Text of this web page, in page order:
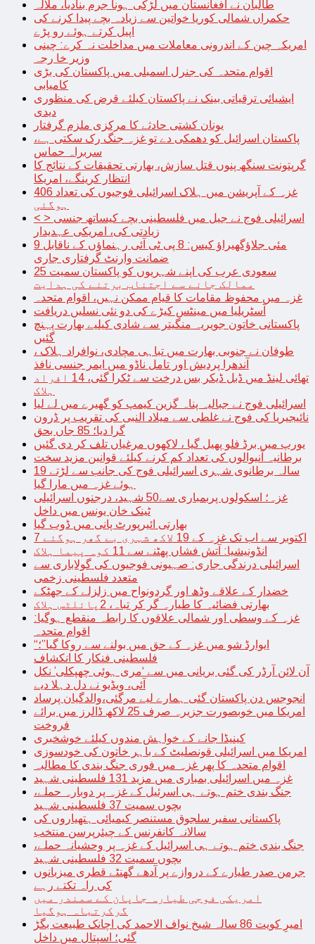
طالبان نے افغانستان میں لڑکی ہونا جرم بنادیا، ملالہ
حکمراں شمالی کوریا خواتین سے زیادہ بچے پیدا کرنے کی
اپیل کرتے ہوئے رو پڑے
امریکہ چین کے اندرونی معاملات میں مداخلت نہ کرے: چینی
وزیر خا رجہ
اقوام متحدہ کی جنرل اسمبلی میں پاکستان کی بڑی
کامیابی
ایشیائی ترقیاتی بینک نے پاکستان کیلئے قرض کی منظوری
دیدی
یونان کشتی حادثے کا مرکزی ملزم گرفتار
پاکستان اسرائیل کو دھمکی دے تو غزہ جنگ رک سکتی ہے،
سربراہ حماس
گرپتونت سنگھ پنوں قتل سازش، بھارتی تحقیقات کے نتائج کا
انتظار کرینگے، امریکا
غزہ کے آپریشن میں ہلاک اسرائیلی فوجیوں کی تعداد 406
ہوگئی
< > اسرائیلی فوج نے جیل میں فلسطینی بچے کیساتھ جنسی
زیادتی کی، امریکی عہدیدار
9 مئی جلاؤگھیراؤ کیس: 8 پی ٹی آئی رہنماؤں کے ناقابل
ضمانت وارنٹ گرفتاری جاری
سعودی عرب کی اپنے شہریوں کو پاکستان سمیت 25
ممالک جانے سے اجتناب برتنے کی ہدایت
غزہ میں محفوظ مقامات کا قیام ممکن نہیں، اقوام متحدہ
آسٹریلیا میں مینٹس کیڑے کی دو نئی نسلیں دریافت
پاکستانی خاتون جویریہ منگیتر سے شادی کیلیے بھارت پہنچ
گئیں
طوفان نے جنوبی بھارت میں تباہی مچادی، نوافراد ہلاک ،
آندھرا پردیش اور تامل ناڈو میں ایمر جنسی نافذ
تھائی لینڈ میں ڈبل ڈیکر بس درخت سے ٹکرا گئی، 14 افراد
ہلاک
اسرائیلی فوج نے جبالیہ پناہ گزین کیمپ کو گھیرے میں لے لیا
نائیجیریا کی فوج نے غلطی سے میلاد النبی کی تقریب پر ڈرون
گرا دیا؛ 85 جاں بحق
یورپ میں برڈ فلو پھیل گیا ، لاکھوں مرغیاں تلف کر دی گئیں
برطانیہ آنیوالوں کی تعداد کم کرنے کیلئے قوانین مزید سخت
19 سالہ برطانوی شہری اسرائیلی فوج کی جانب سے لڑتے
ہوئے غزہ میں مارا گیا
غزہ؛ اسکولوں پربمباری سے50 شہید، درجنوں اسرائیلی
ٹینک خان یونس میں داخل
بھارتی ائیرپورٹ پانی میں ڈوب گیا
7 اکتوبر سے اب تک غزہ کے 19 لاکھ شہری بے گھر ہوگئے
انڈونیشیا: آتش فشاں پھٹنے سے 11 کوہ پیما ہلاک
اسرائیلی درندگی جاری: صہیونی فوجیوں کی گولاباری سے
متعدد فلسطینی زخمی
خضدار کے علاقے وڈھ اور گردونواح میں زلزلے کے جھٹکے
بھارتی فضائیہ کا طیارہ گر کر تباہ، 2پائلٹس ہلاک
غزہ کے وسطی اور شمالی علاقوں کا رابطہ منقطع ہوگیا:
اقوام متحدہ
“ایوارڈ شو میں غزہ کے حق میں بولنے سے روکا گیا”؛
فلسطینی فنکار کا انکشاف
آن لائن آرڈر کی گئی بریانی میں سے ‘مری ہوئی چھپکلی’ نکل
آئی، ویڈیو نے دل دہلا دیے
انجوجس دن پاکستان گئی ہمارے لیے مرگئی،والدگیان پرساد
امریکا میں خوبصورت جزیرہ صرف 25 لاکھ ڈالرز میں برائے
فروخت
کینیڈا جانے کے خواہش مندوں کیلئے خوشخبری
امریکا میں اسرائیلی قونصلیٹ کے باہر خاتون کی خودسوزی
اقوام متحدہ کا پھر غزہ میں فوری جنگ بندی کا مطالبہ
غزہ میں اسرائیلی بمباری میں مزید 131 فلسطینی شہید
جنگ بندی ختم ہوتے ہی اسرئیل کے غزہ پر دوبارہ حملے،
بچوں سمیت 37 فلسطینی شہید
پاکستانی سفیر سلجوق مستنصر کیمیائی ہتھیاروں کی
سالانہ کانفرنس کے چیئرپرسن منتخب
جنگ بندی ختم ہوتے ہی اسرائیل کے غزہ پر وحشیانہ حملے،
بچوں سمیت 32 فلسطینی شہید
جرمن صدر طیارے کے دروازے پر آدھے گھنٹے قطری میزبانوں
کی راہ تکتے رہے
امریکی فوجی طیارہ جاپان کے سمندر میں
گرکرتباہ ہوگیا
امیرِ کویت 86 سالہ شیخ نواف الاحمد کی اچانک طبیعت بگڑ
گئی؛ اسپتال میں داخل